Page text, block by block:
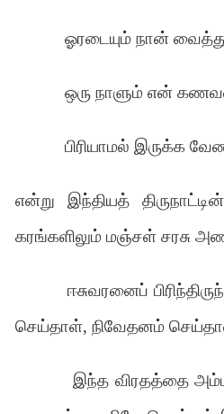
ஓரடையும் நான்
ஒரு நாளும் என்
பிரியாமல் இருக்க
என்று இந்தியத்
கரங்களிலும் மஞ்சள் சரசு
ஈசுவரனைப்
செய்தாள், நிவேதனம்
இந்த விரதத்தை